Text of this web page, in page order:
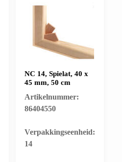
NC 14, Spielat, 40 x
45 mm, 50 cm
Artikelnummer:
86404550
​Verpakkingseenheid:
14